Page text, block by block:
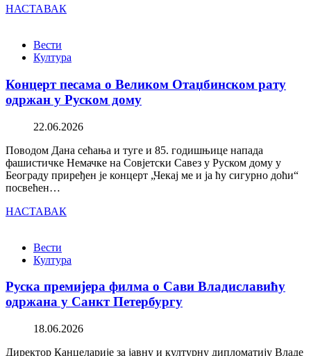
НАСТАВАК
Вести
Култура
Концерт песама о Великом Отаџбинском рату
одржан у Руском дому
22.06.2026
Поводом Дана сећања и туге и 85. годишњице напада
фашистичке Немачке на Совјетски Савез у Руском дому у
Београду приређен је концерт „Чекај ме и ја ћу сигурно доћи“
посвећен…
НАСТАВАК
Вести
Култура
Руска премијера филма о Сави Владиславићу
одржана у Санкт Петербургу
18.06.2026
Директор Канцеларије за јавну и културну дипломатију Владе